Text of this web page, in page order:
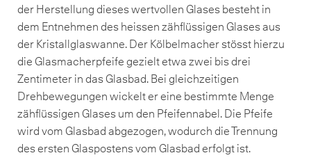
der Herstellung dieses wertvollen Glases besteht in
dem Entnehmen des heissen zähflüssigen Glases aus
der Kristallglaswanne. Der Kölbelmacher stösst hierzu
die Glasmacherpfeife gezielt etwa zwei bis drei
Zentimeter in das Glasbad. Bei gleichzeitigen
Drehbewegungen wickelt er eine bestimmte Menge
zähflüssigen Glases um den Pfeifennabel. Die Pfeife
wird vom Glasbad abgezogen, wodurch die Trennung
des ersten Glaspostens vom Glasbad erfolgt ist.